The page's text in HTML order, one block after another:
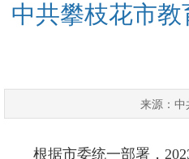
中共攀枝花市
来源： 中
根据市委统一部署，2023